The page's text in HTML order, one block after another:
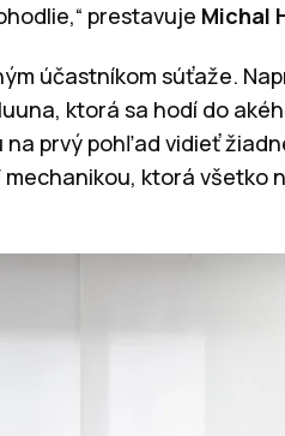
prestavuje Michal
účastníkom súťaže.
ktorá sa hodí do
prvý pohľad vidieť
ktorá všetko